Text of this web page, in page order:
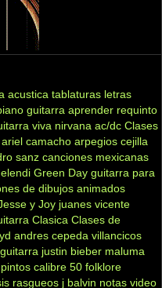
acustica tablaturas letras
guitarra aprender requinto
viva nirvana ac/dc Clases
ariel camacho arpegios cejilla
sanz canciones mexicanas
Green Day guitarra para
de dibujos animados
y Joy juanes vicente
Clasica Clases de
andres cepeda villancicos
justin bieber maluma
calibre 50 folklore
rasgueos j balvin notas video